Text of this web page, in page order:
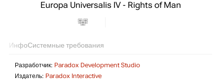
Europa Universalis IV - Rights of Man
ИнфоСистемные требования
Разработчик: Paradox Development Studio
Издатель: Paradox Interactive